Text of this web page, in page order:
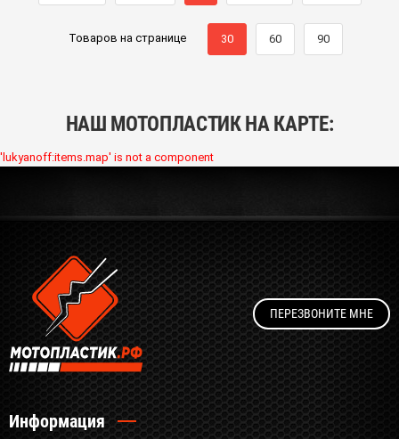
Товаров на странице 30 60 90
НАШ МОТОПЛАСТИК НА КАРТЕ:
'lukyanoff:items.map' is not a component
ПЕРЕЗВОНИТЕ МНЕ
Информация